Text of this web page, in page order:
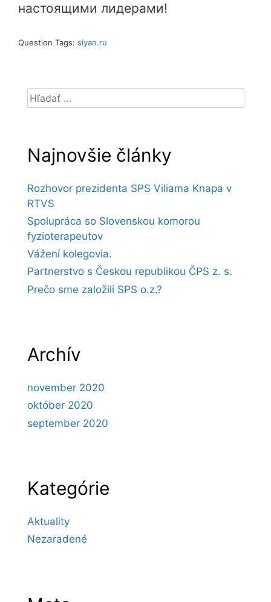
настоящими лидерами!
Question Tags: siyan.ru
Hľadať:
Najnovšie články
Rozhovor prezidenta SPS Viliama Knapa v
RTVS
Spolupráca so Slovenskou komorou
fyzioterapeutov
Vážení kolegovia.
Partnerstvo s Českou republikou ČPS z. s.
Prečo sme založili SPS o.z.?
Archív
november 2020
október 2020
september 2020
Kategórie
Aktuality
Nezaradené